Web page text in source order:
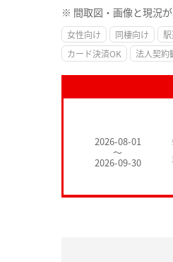
※ 間取図・画像と現況が
女性向け 同棲向け
カード決済OK
法人契約
2026-08-01
～
2026-09-30